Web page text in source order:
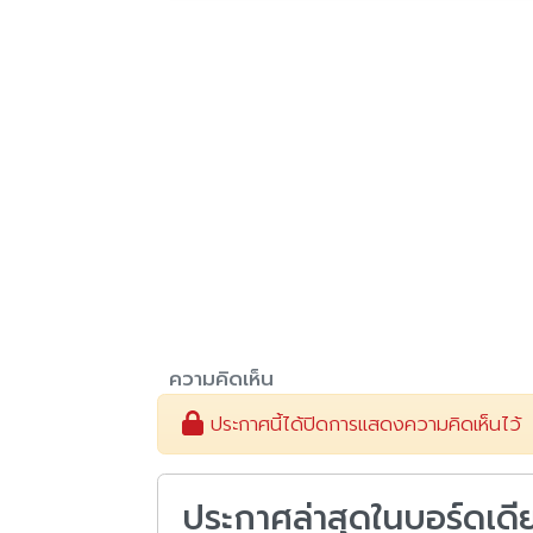
ความคิดเห็น
ประกาศนี้ได้ปิดการแสดงความคิดเห็นไว้
ประกาศล่าสุดในบอร์ดเ